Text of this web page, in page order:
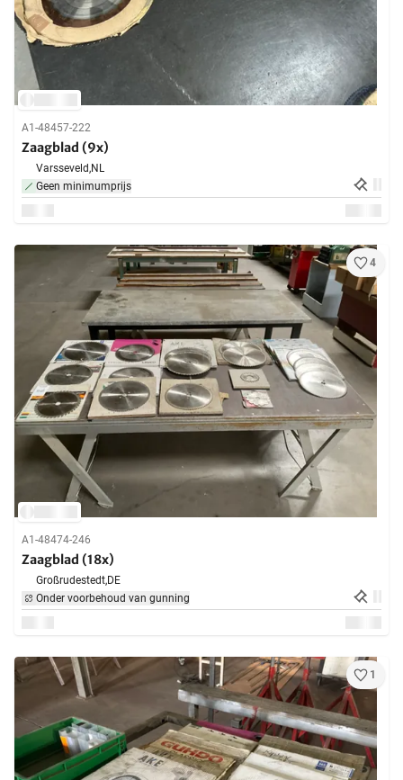
A1-48457-222
Zaagblad (9x)
Varsseveld,NL
Geen minimumprijs
4
A1-48474-246
Zaagblad (18x)
Großrudestedt,DE
Onder voorbehoud van gunning
1